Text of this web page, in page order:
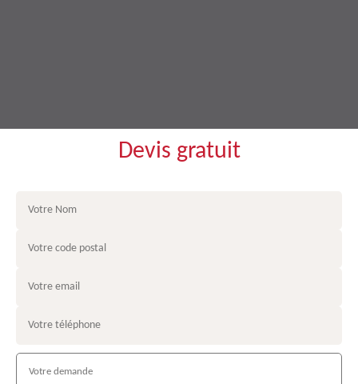
Devis gratuit